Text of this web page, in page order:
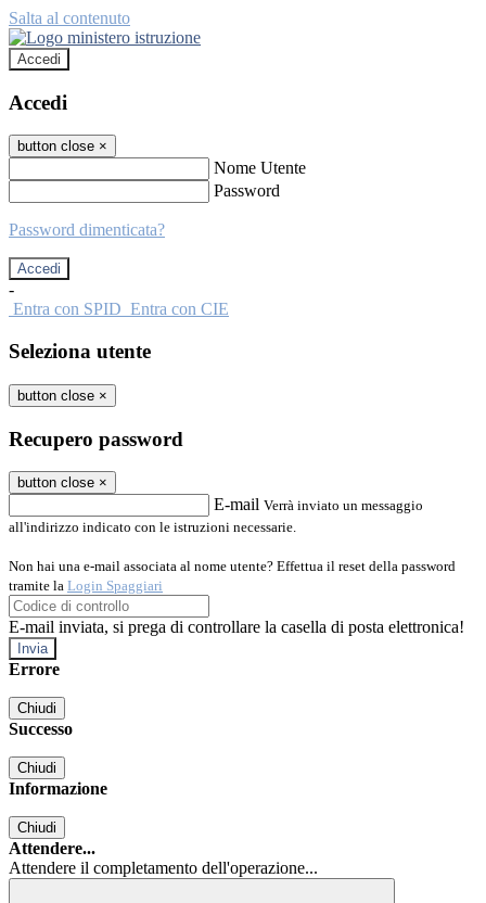
Salta al contenuto
Accedi
Accedi
button close ×
Nome Utente
Password
Password dimenticata?
-
Entra con SPID Entra con CIE
Seleziona utente
button close ×
Recupero password
button close ×
E-mail Verrà inviato un messaggio
all'indirizzo indicato con le istruzioni necessarie.
Non hai una e-mail associata al nome utente? Effettua il reset della password
tramite la Login Spaggiari
E-mail inviata, si prega di controllare la casella di posta elettronica!
Errore
Chiudi
Successo
Chiudi
Informazione
Chiudi
Attendere...
Attendere il completamento dell'operazione...